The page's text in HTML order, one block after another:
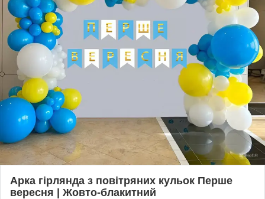
Арка гірлянда з повітряних кульок Перше
вересня | Жовто-блакитний